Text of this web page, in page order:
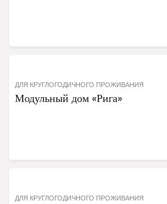
ДЛЯ КРУГЛОГОДИЧНОГО ПРОЖИВАНИЯ
Модульный дом «Рига»
ДЛЯ КРУГЛОГОДИЧНОГО ПРОЖИВАНИЯ